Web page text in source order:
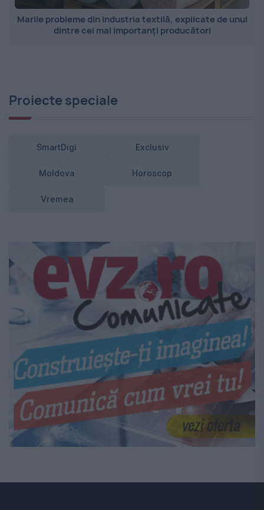
Marile probleme din industria textilă, explicate de unul
dintre cei mai importanți producători
Proiecte speciale
SmartDigi Exclusiv
Moldova Horoscop
Vremea